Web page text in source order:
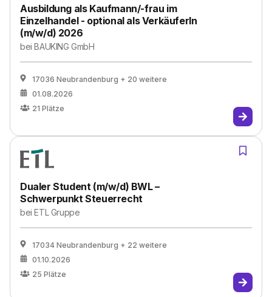
Ausbildung als Kaufmann/-frau im
Einzelhandel - optional als VerkäuferIn
(m/w/d) 2026
beiBAUKING GmbH
17036 Neubrandenburg + 20 weitere
01.08.2026
21 Plätze
Dualer Student (m/w/d) BWL –
Schwerpunkt Steuerrecht
beiETL Gruppe
17034 Neubrandenburg + 22 weitere
01.10.2026
25 Plätze